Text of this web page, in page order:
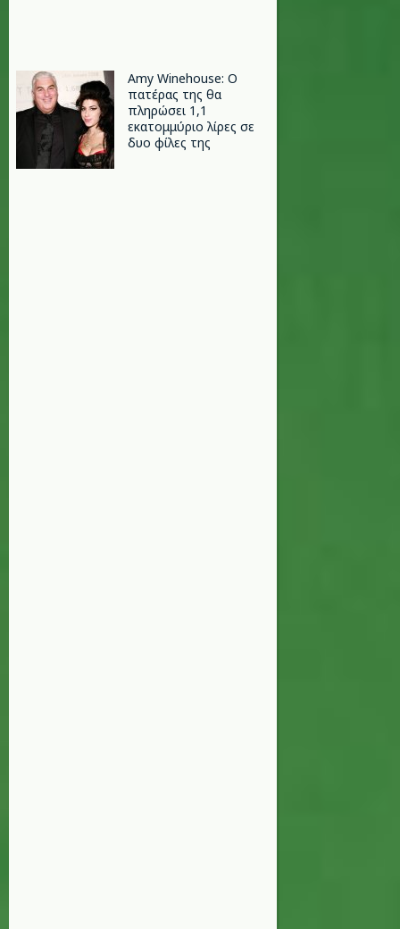
Amy Winehouse: Ο
πατέρας της θα
πληρώσει 1,1
εκατομμύριο λίρες σε
δυο φίλες της